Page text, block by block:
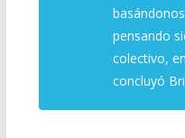
pensando
colectivo,
concluyó